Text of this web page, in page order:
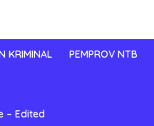
KRIMINAL PEMPROV NTB
– Edited